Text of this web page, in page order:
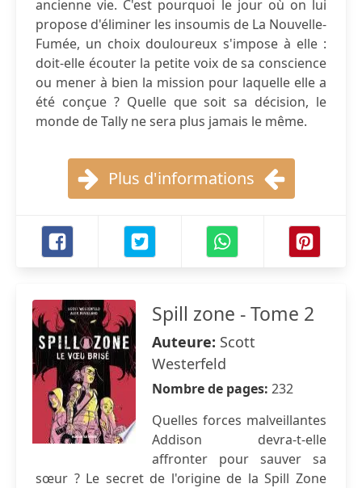
ancienne vie. C'est pourquoi le jour où on lui
propose d'éliminer les insoumis de La Nouvelle-
Fumée, un choix douloureux s'impose à elle :
doit-elle écouter la petite voix de sa conscience
ou mener à bien la mission pour laquelle elle a
été conçue ? Quelle que soit sa décision, le
monde de Tally ne sera plus jamais le même.
Plus d'informations
Spill zone - Tome 2
Auteure: Scott
Westerfeld
Nombre de pages: 232
Quelles forces malveillantes
Addison devra-t-elle
affronter pour sauver sa
sœur ? Le secret de l'origine de la Spill Zone